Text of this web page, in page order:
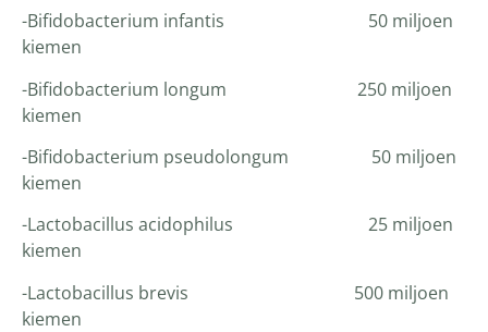
-Bifidobacterium infantis 50 miljoen
kiemen
-Bifidobacterium longum 250 miljoen
kiemen
-Bifidobacterium pseudolongum 50 miljoen
kiemen
-Lactobacillus acidophilus 25 miljoen
kiemen
-Lactobacillus brevis 500 miljoen
kiemen